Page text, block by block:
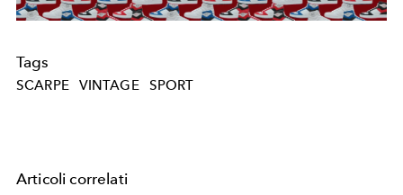
Tags
SCARPE VINTAGE SPORT
Articoli correlati